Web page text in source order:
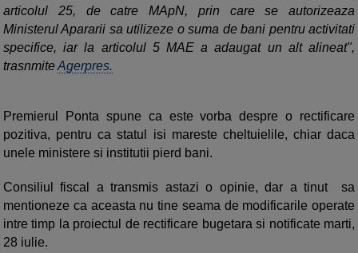
articolul 25, de catre MApN, prin care se autorizeaza
Ministerul Apararii sa utilizeze o suma de bani pentru activitati
specifice, iar la articolul 5 MAE a adaugat un alt alineat",
trasnmiteAgerpres.
Premierul Ponta spune ca este vorba despre o rectificare
pozitiva, pentru ca statul isi mareste cheltuielile, chiar daca
unele ministere si institutii pierd bani.
Consiliul fiscal a transmis astazi o opinie, dar a tinut sa
mentioneze ca aceasta nu tine seama de modificarile operate
intre timp la proiectul de rectificare bugetara si notificate marti,
28 iulie.